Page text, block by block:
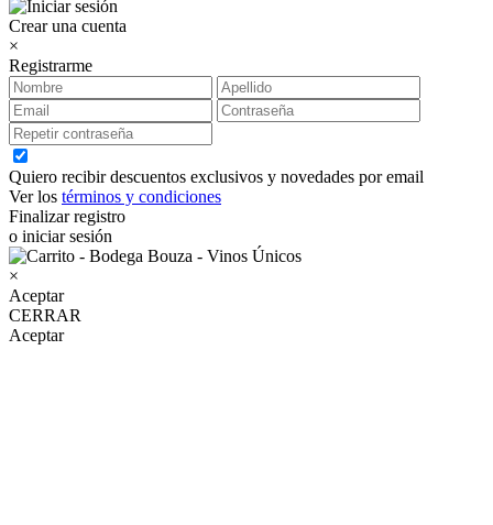
Crear una cuenta
×
Registrarme
Quiero recibir descuentos exclusivos y novedades por email
Ver los términos y condiciones
Finalizar registro
o iniciar sesión
×
Aceptar
CERRAR
Aceptar